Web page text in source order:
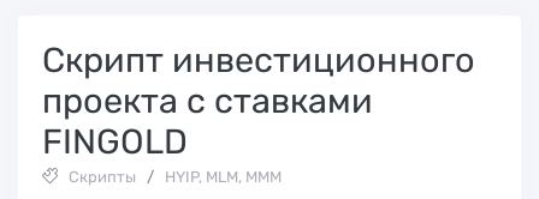
Скрипт инвестиционного
проекта с ставками
FINGOLD
Скрипты / HYIP, MLM, МММ